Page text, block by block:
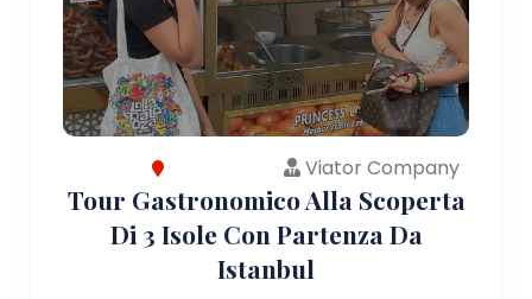
Viator Company
Tour Gastronomico Alla Scoperta
Di 3 Isole Con Partenza Da
Istanbul